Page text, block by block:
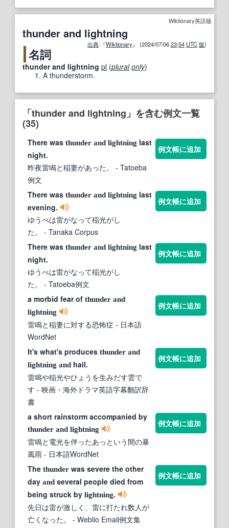
Wiktionary英語版
thunder and lightning
出典:『Wiktionary』 (2024/07/0623:54 UTC 版)
名詞
thunder and lightning pl (plural only)
A thunderstorm.
「thunder and lightning」を含む例文一覧
(35)
There was thunder and lightning last
night.
昨夜雷鳴と稲妻があった。
- Tatoeba
例文
例文帳に追加
There was thunder and lightning last
evening.
ゆうべは雷がなって稲光がし
た。
- Tanaka Corpus
例文帳に追加
There was thunder and lightning last
night.
ゆうべは雷がなって稲光がし
た。
- Tatoeba例文
例文帳に追加
a morbid fear of thunder and
lightning
雷鳴と稲妻に対する恐怖症 - 日本語
WordNet
例文帳に追加
It's what's produces thunder and
lightning and hail.
雷鳴や稲光やひょうを生みだす雲で
す - 映画・海外ドラマ英語字幕翻訳辞
書
例文帳に追加
a short rainstorm accompanied by
thunder and lightning
雷鳴と電光を伴ったあっという間の暴
風雨 - 日本語WordNet
例文帳に追加
The thunder was severe the other
day and several people died from
being struck by lightning.
先日は雷が激しく、雷に打たれ数人が
亡くなった。
- Weblio Email例文集
例文帳に追加